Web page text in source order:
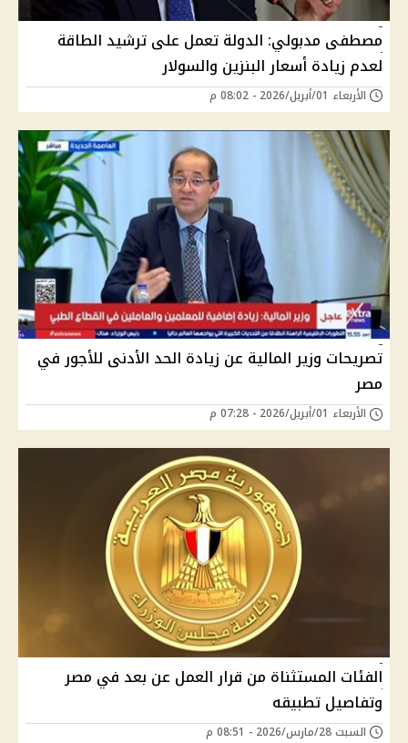
مصطفى مدبولي: الدولة تعمل على ترشيد الطاقة
لعدم زيادة أسعار البنزين والسولار
الأربعاء 01/أبريل/2026 - 08:02 م
تصريحات وزير المالية عن زيادة الحد الأدنى للأجور في
مصر
الأربعاء 01/أبريل/2026 - 07:28 م
الفئات المستثناة من قرار العمل عن بعد في مصر
وتفاصيل تطبيقه
السبت 28/مارس/2026 - 08:51 م